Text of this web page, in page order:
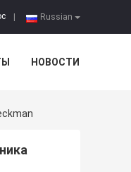
Russian
НОВОСТИ